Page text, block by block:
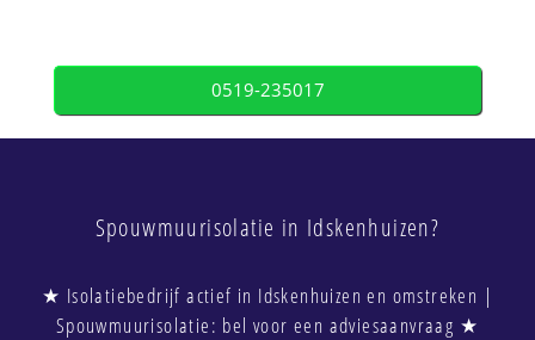
0519-235017
Spouwmuurisolatie in Idskenhuizen?
★ Isolatiebedrijf actief in Idskenhuizen en omstreken |
Spouwmuurisolatie: bel voor een adviesaanvraag ★